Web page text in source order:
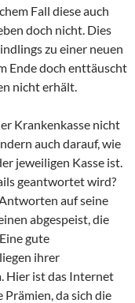
Fall diese auch
doch nicht. Dies
zu einer neuen
Ende doch enttäuscht
nicht erhält.
Krankenkasse nicht
auch darauf, wie
jeweiligen Kasse ist.
geantwortet wird?
auf seine
abgespeist, die
gute
ihrer
Hier ist das Internet
da sich die